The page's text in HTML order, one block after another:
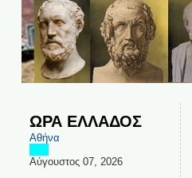
ΩΡΑ ΕΛΛΑΔΟΣ
Αθήνα
Αύγουστος 07, 2026